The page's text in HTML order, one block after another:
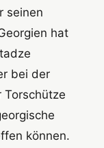
seinen
hat
bei der
Torschütze
können.